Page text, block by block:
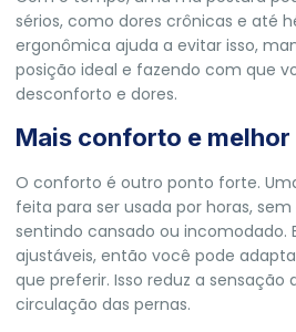
sérios, como dores crônicas e até
ergonômica ajuda a evitar isso,
posição ideal e fazendo com que
desconforto e dores.
Mais conforto e
O conforto é outro ponto forte.
feita para ser usada por horas,
sentindo cansado ou incomodado.
ajustáveis, então você pode
que preferir. Isso reduz a
circulação das pernas.